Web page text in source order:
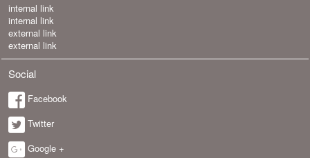
internal link
internal link
external link
external link
Social
Facebook
Twitter
Google +